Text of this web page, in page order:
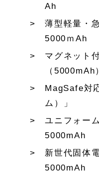
Ah
薄型軽量・
5000ｍAh
マグネット
（5000mAh
MagSafe対
ム）」
ユニフォー
5000mAh
新世代固体
5000mAh